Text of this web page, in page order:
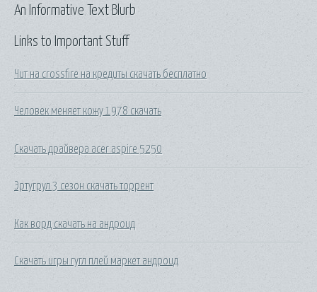
Links to Important Stuff
Чит на crossfire на кредиты скачать бесплатно
Человек меняет кожу 1978 скачать
Скачать драйвера acer aspire 5250
Эртугрул 3 сезон скачать торрент
Как ворд скачать на андроид
Скачать игры гугл плей маркет андроид
An Informative Text Blurb